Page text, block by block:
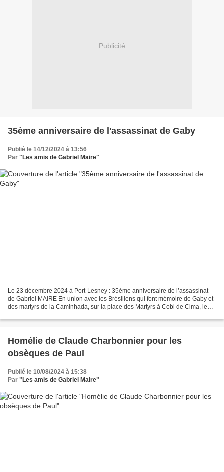
Publicité
35ème anniversaire de l'assassinat de Gaby
Publié le 14/12/2024 à 13:56
Par "Les amis de Gabriel Maire"
Le 23 décembre 2024 à Port-Lesney : 35ème anniversaire de l’assassinat
de Gabriel MAIRE En union avec les Brésiliens qui font mémoire de Gaby et
des martyrs de la Caminhada, sur la place des Martyrs à Cobi de Cima, les
Homélie de Claude Charbonnier pour les
obsèques de Paul
Publié le 10/08/2024 à 15:38
Par "Les amis de Gabriel Maire"